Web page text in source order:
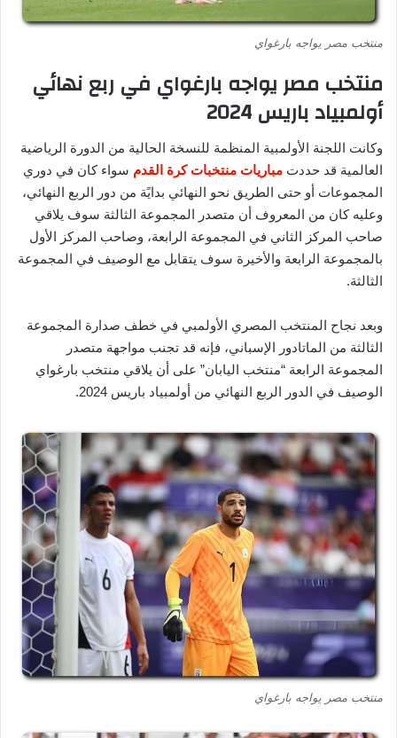
منتخب مصر يواجه بارغواي
منتخب مصر يواجه بارغواي في ربع نهائي
أولمبياد باريس 2024
وكانت اللجنة الأولمبية المنظمة للنسخة الحالية من الدورة الرياضية
العالمية قد حددت مباريات منتخبات كرة القدم سواء كان في دوري
المجموعات أو حتى الطريق نحو النهائي بدايًة من دور الربع النهائي،
وعليه كان من المعروف أن متصدر المجموعة الثالثة سوف يلاقي
صاحب المركز الثاني في المجموعة الرابعة، وصاحب المركز الأول
بالمجموعة الرابعة والأخيرة سوف يتقابل مع الوصيف في المجموعة
الثالثة.
وبعد نجاح المنتخب المصري الأولمبي في خطف صدارة المجموعة
الثالثة من الماتادور الإسباني، فإنه قد تجنب مواجهة متصدر
المجموعة الرابعة “منتخب اليابان” على أن يلاقي منتخب بارغواي
الوصيف في الدور الربع النهائي من أولمبياد باريس 2024.
منتخب مصر يواجه بارغواي